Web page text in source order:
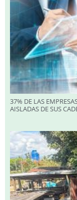
37% DE LAS
AISLADAS DE SUS